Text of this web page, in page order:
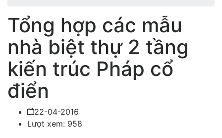
Tổng hợp các mẫu
nhà biệt thự 2 tầng
kiến trúc Pháp cổ
điển
22-04-2016
Lượt xem: 958